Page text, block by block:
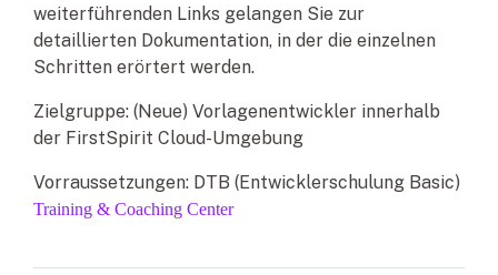
weiterführenden Links gelangen Sie zur
detaillierten Dokumentation, in der die einzelnen
Schritten erörtert werden.
Zielgruppe: (Neue) Vorlagenentwickler innerhalb
der FirstSpirit Cloud-Umgebung
Vorraussetzungen: DTB (Entwicklerschulung Basic)
Training & Coaching Center